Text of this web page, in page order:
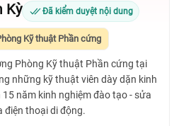
Kỳ Đã kiểm duyệt nội dung
Kỹ thuật Phần cứng
Phòng Kỹ thuật Phần cứng tại
những kỹ thuật viên dày dặn kinh
năm kinh nghiệm đào tạo - sửa
điện thoại di động.